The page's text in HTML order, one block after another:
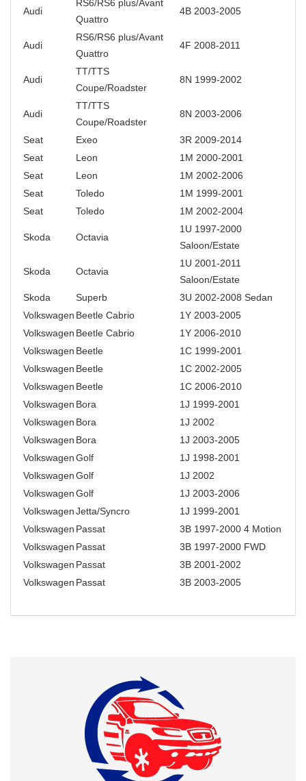
Audi
RS6/RS6 plus/Avant
Quattro
4B 2003-2005
Audi
RS6/RS6 plus/Avant
Quattro
4F 2008-2011
Audi
TT/TTS
Coupe/Roadster
8N 1999-2002
Audi
TT/TTS
Coupe/Roadster
8N 2003-2006
Seat Exeo
3R 2009-2014
Seat
Leon
1M 2000-2001
Seat
Leon
1M 2002-2006
Seat
Toledo
1M 1999-2001
Seat
Toledo 1M 2002-2004
Skoda Octavia
1U 1997-2000
Saloon/Estate
Skoda Octavia
1U 2001-2011
Saloon/Estate
Skoda
Superb
3U 2002-2008 Sedan
Volkswagen Beetle Cabrio
1Y 2003-2005
Volkswagen Beetle Cabrio
1Y 2006-2010
Volkswagen Beetle
1C 1999-2001
Volkswagen Beetle
1C 2002-2005
Volkswagen Beetle
1C 2006-2010
Volkswagen Bora
1J 1999-2001
Volkswagen Bora
1J 2002
Volkswagen Bora
1J 2003-2005
VolkswagenGolf
1J 1998-2001
VolkswagenGolf
1J 2002
VolkswagenGolf
1J 2003-2006
VolkswagenJetta/Syncro
1J 1999-2001
Volkswagen Passat
3B 1997-2000 4 Motion
Volkswagen Passat
3B 1997-2000 FWD
Volkswagen Passat
3B 2001-2002
Volkswagen Passat 3B 2003-2005